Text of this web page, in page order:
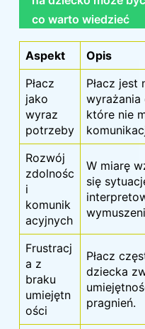
co warto wiedzieć
Aspekt
Opis
Płacz
jako
wyraz
potrzeby
Płacz jest
wyrażania
które nie
Rozwój
zdolnośc
i
komunik
acyjnych
W miarę
się
Frustracj
a z
braku
umiejętn
ości
Płacz
dziecka
pragnień.